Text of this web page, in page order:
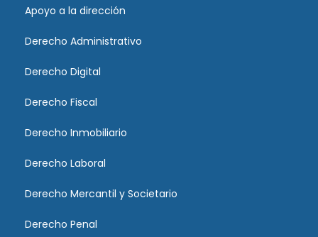
Apoyo a la dirección
Derecho Administrativo
Derecho Digital
Derecho Fiscal
Derecho Inmobiliario
Derecho Laboral
Derecho Mercantil y Societario
Derecho Penal